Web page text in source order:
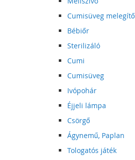
Cumisüveg melegítő
Bébiőr
Sterilizáló
Cumi
Cumisüveg
Ivópohár
Éjjeli lámpa
Csörgő
Ágynemű, Paplan
Tologatós játék